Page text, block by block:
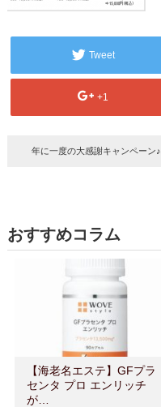
Tweet
+1
年に一度の大感謝キャンペーン♪
おすすめコラム
【海老名エステ】GFプラ
センタ プロ エンリッチ
が…